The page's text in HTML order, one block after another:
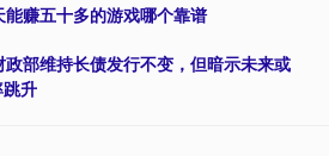
赚五十多的游戏哪个靠谱
部维持长债发行不变，但暗示未来或
跳升